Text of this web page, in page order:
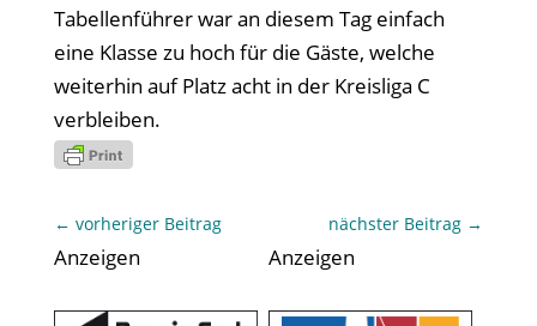
Tabellenführer war an diesem Tag einfach
eine Klasse zu hoch für die Gäste, welche
weiterhin auf Platz acht in der Kreisliga C
verbleiben.
← vorheriger Beitrag nächster Beitrag →
Anzeigen Anzeigen